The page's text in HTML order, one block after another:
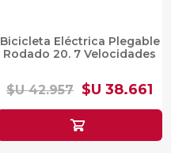
Bicicleta Eléctrica Plegable
Rodado 20. 7 Velocidades
$U 42.957 $U 38.661